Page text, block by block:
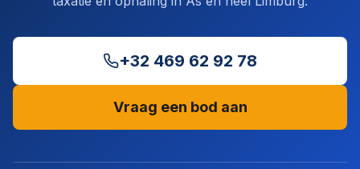
+32 469 62 92 78
Vraag een bod aan